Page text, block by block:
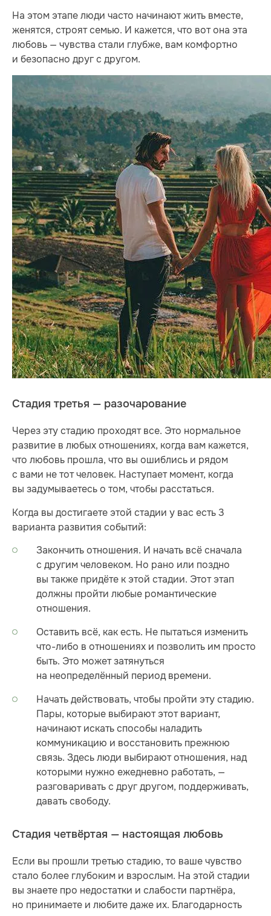
На этом этапе люди часто начинают жить вместе,
женятся, строят семью. И кажется, что вот она эта
любовь — чувства стали глубже, вам комфортно
и безопасно друг с другом.
Стадия третья — разочарование
Через эту стадию проходят все. Это нормальное
развитие в любых отношениях, когда вам кажется,
что любовь прошла, что вы ошиблись и рядом
с вами не тот человек. Наступает момент, когда
вы задумываетесь о том, чтобы расстаться.
Когда вы достигаете этой стадии у вас есть 3
варианта развития событий:
Закончить отношения. И начать всё сначала
с другим человеком. Но рано или поздно
вы также придёте к этой стадии. Этот этап
должны пройти любые романтические
отношения.
Оставить всё, как есть. Не пытаться изменить
что-либо в отношениях и позволить им просто
быть. Это может затянуться
на неопределённый период времени.
Начать действовать, чтобы пройти эту стадию.
Пары, которые выбирают этот вариант,
начинают искать способы наладить
коммуникацию и восстановить прежнюю
связь. Здесь люди выбирают отношения, над
которыми нужно ежедневно работать, —
разговаривать с друг другом, поддерживать,
давать свободу.
Стадия четвёртая — настоящая любовь
Если вы прошли третью стадию, то ваше чувство
стало более глубоким и взрослым. На этой стадии
вы знаете про недостатки и слабости партнёра,
но принимаете и любите даже их. Благодарность